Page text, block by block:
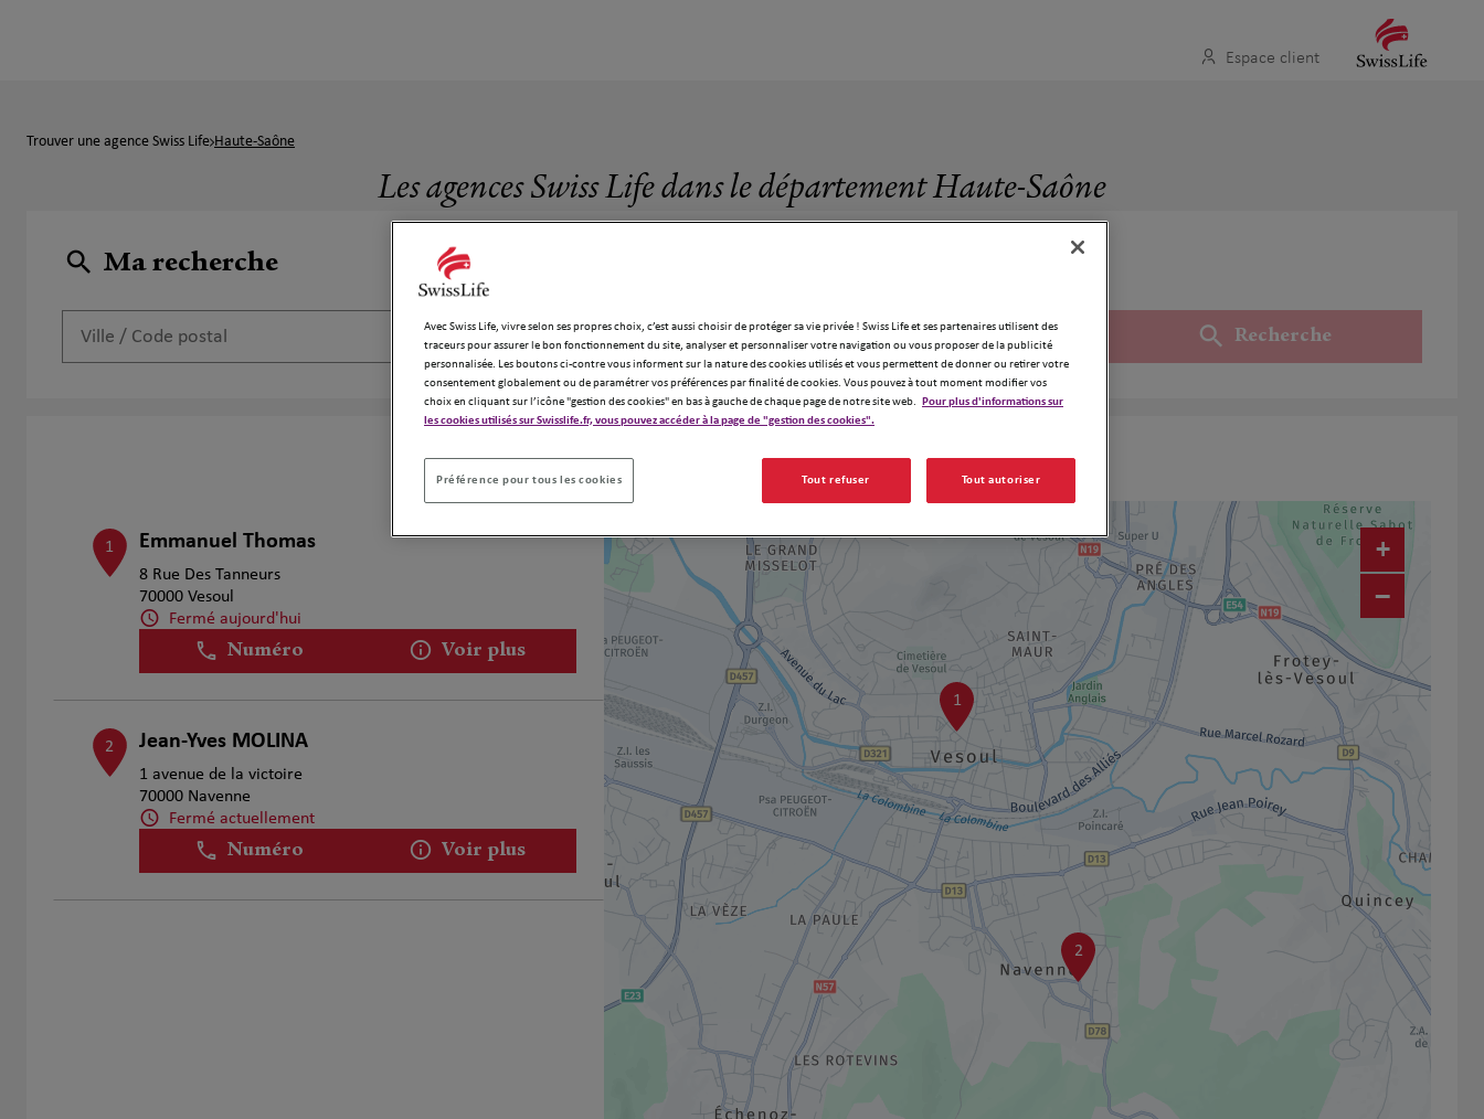
Espace client
Trouver une agence Swiss Life Haute-Saône
Les agences Swiss Life dans le département Haute-Saône
Ma recherche
Utiliser ma position
Recherche
2 agences Swiss Life dans le département Haute-Saône
1 Emmanuel Thomas
8 Rue Des Tanneurs
70000 Vesoul
Fermé aujourd'hui
Numéro Voir plus
2 Jean-Yves MOLINA
1 avenue de la victoire
70000 Navenne
Fermé actuellement
Numéro Voir plus
2
1
+
−
Avec Swiss Life, vivre selon ses propres choix, c’est aussi choisir de protéger sa vie privée ! Swiss Life et ses partenaires utilisent des
traceurs pour assurer le bon fonctionnement du site, analyser et personnaliser votre navigation ou vous proposer de la publicité
personnalisée. Les boutons ci-contre vous informent sur la nature des cookies utilisés et vous permettent de donner ou retirer votre
consentement globalement ou de paramétrer vos préférences par finalité de cookies. Vous pouvez à tout moment modifier vos
choix en cliquant sur l’icône "gestion des cookies" en bas à gauche de chaque page de notre site web.
Pour plus d'informations sur
les cookies utilisés sur Swisslife.fr, vous pouvez accéder à la page de "gestion des cookies".
Préférence pour tous les cookies Tout refuser Tout autoriser